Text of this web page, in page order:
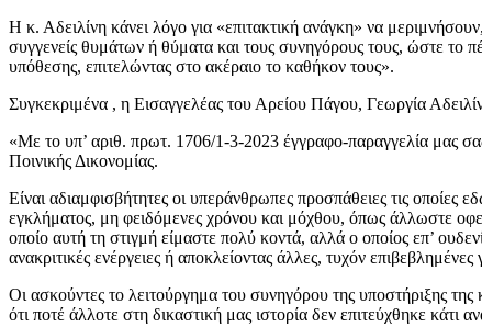
Η κ. Αδειλίνη κάνει λόγο για «επιτακτική ανάγκη» να
συγγενείς θυμάτων ή θύματα και τους συνηγόρους τους, ώστε το
υπόθεσης, επιτελώντας στο ακέραιο το καθήκον τους».
Συγκεκριμένα , η Εισαγγελέας του Αρείου Πάγου, Γεωργία
«Με το υπ’ αριθ. πρωτ. 1706/1-3-2023 έγγραφο-παραγγελία μας
Ποινικής Δικονομίας.
Είναι αδιαμφισβήτητες οι υπεράνθρωπες προσπάθειες τις οποίες
εγκλήματος, μη φειδόμενες χρόνου και μόχθου, όπως άλλωστε
οποίο αυτή τη στιγμή είμαστε πολύ κοντά, αλλά ο οποίος επ’
ανακριτικές ενέργειες ή αποκλείοντας άλλες, τυχόν
Οι ασκούντες το λειτούργημα του συνηγόρου της υποστήριξης
ότι ποτέ άλλοτε στη δικαστική μας ιστορία δεν επιτεύχθηκε κάτι